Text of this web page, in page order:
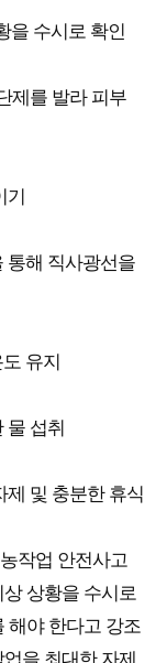
을 수시로 확인
제를 발라 피부
기
통해 직사광선을
유지
물 섭취
제 및 충분한 휴식
작업 안전사고
상황을 수시로
해야 한다고 강조
을 최대한 자제